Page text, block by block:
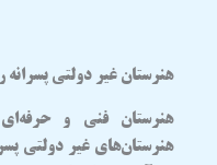
هنرستان غیر دولتی پسرانه
هنرستان فنی و
هنرستان‌های غیر دولتی